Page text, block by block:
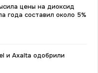
цены на диоксид
года составил около 5%
и Axalta одобрили